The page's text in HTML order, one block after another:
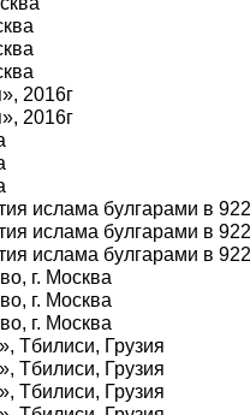
2016г
2016г
ислама булгарами в 922
ислама булгарами в 922
ислама булгарами в 922
г. Москва
г. Москва
г. Москва
Тбилиси, Грузия
Тбилиси, Грузия
Тбилиси, Грузия